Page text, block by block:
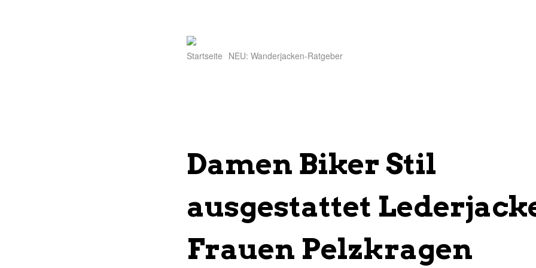
Startseite NEU: Wanderjacken-Ratgeber
Damen Biker Stil
ausgestattet
Frauen Pelzkragen